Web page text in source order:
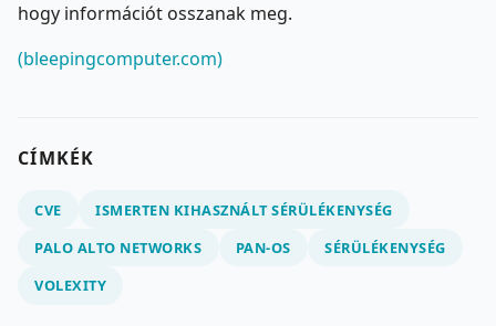
hogy információt osszanak meg.
(bleepingcomputer.com)
CÍMKÉK
CVE
ISMERTEN KIHASZNÁLT SÉRÜLÉKENYSÉG
PALO ALTO NETWORKS
PAN-OS
SÉRÜLÉKENYSÉG
VOLEXITY